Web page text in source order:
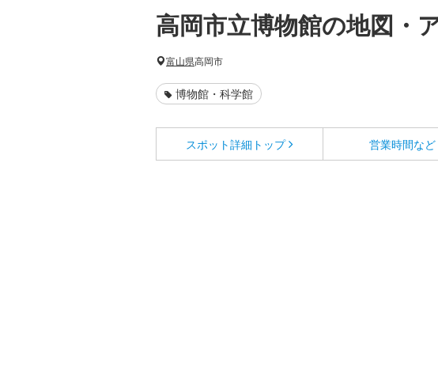
高岡市立博物館の地図・
富山県高岡市
博物館・科学館
スポット詳細 トップ 営業時間など